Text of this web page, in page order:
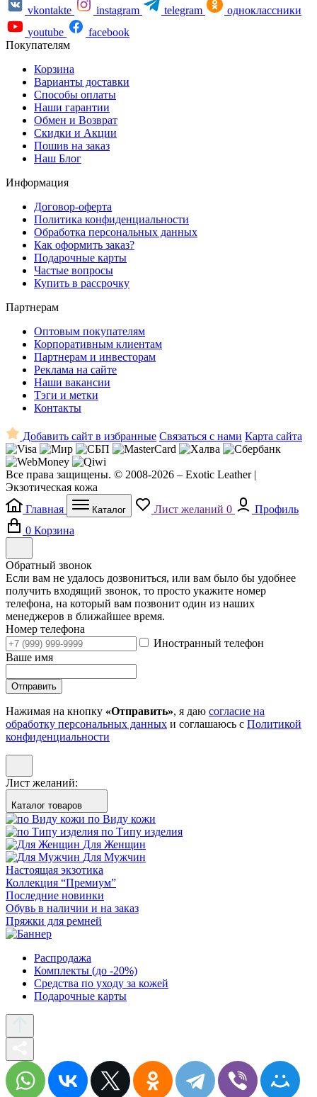
vkontakte
instagram telegram
одноклассники
youtube
facebook
Покупателям
Корзина
Варианты доставки
Способы оплаты
Наши гарантии
Обмен и Возврат
Скидки и Акции
Пошив на заказ
Наш Блог
Информация
Договор-оферта
Политика конфиденциальности
Обработка персональных данных
Как оформить заказ?
Подарочные карты
Частые вопросы
Купить в рассрочку
Партнерам
Оптовым покупателям
Корпоративным клиентам
Партнерам и инвесторам
Реклама на сайте
Наши вакансии
Тэги и метки
Контакты
Добавить сайт в избранные Связаться с нами Карта сайта
Все права защищены. © 2008-2026 – Exotic Leather |
Экзотическая кожа
Главная
Каталог Лист желаний 0
Профиль
0 Корзина
Обратный звонок
Если вам не удалось дозвониться, или вам было бы удобнее
получить входящий звонок, то просто укажите номер
телефона, на который вам позвонит один из наших
менеджеров в ближайшее время.
Номер телефона
Иностранный телефон
Ваше имя
Отправить
Нажимая на кнопку «Отправить», я даю согласие на
обработку персональных данных и соглашаюсь с Политикой
конфиденциальности
Лист желаний:
Каталог товаров
по Виду кожи
по Типу изделия
Для Женщин
Для Мужчин
Настоящая экзотика
Коллекция “Премиум”
Последние новинки
Обувь в наличии и на заказ
Пряжки для ремней
Распродажа
Комплекты (до -20%)
Средства по уходу за кожей
Подарочные карты